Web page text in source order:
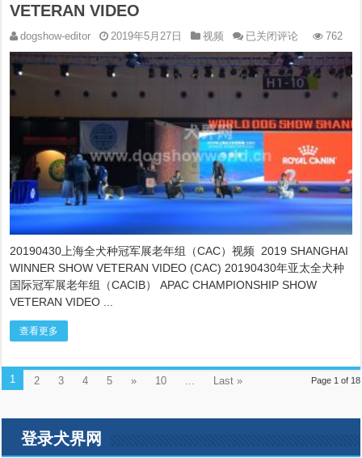
VETERAN VIDEO
dogshow-editor 2019年5月27日 视频
20190430
海
世
第
一
天
老
年
组
BIS
频
2019
WORLD
DOG
SHOW
已关闭评论 762
20190430上海全犬种冠军展老年组（CAC）视频 2019 SHANGHAI
WINNER SHOW VETERAN VIDEO (CAC) 20190430年亚太全犬种
国际冠军展老年组（CACIB） APAC CHAMPIONSHIP SHOW
VETERAN VIDEO ...
查看更多
Page 1 of 18
1 2 3 4 5 » 10 Last »
登录犬界网